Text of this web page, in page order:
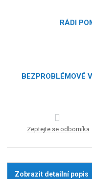
RÁDI
BEZPROBLÉMOVÉ
Zeptejte se odborníka
Zobrazit detailní popis